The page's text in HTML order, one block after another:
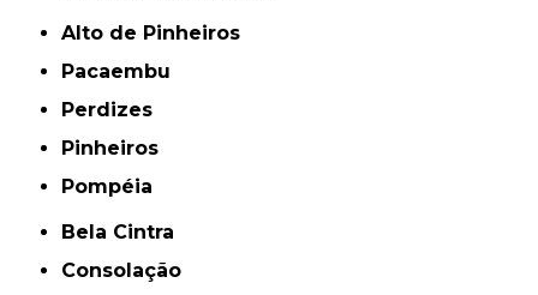
Alto de Pinheiros
Pacaembu
Perdizes
Pinheiros
Pompéia
Bela Cintra
Consolação